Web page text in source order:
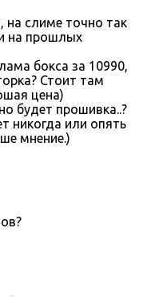
на слиме точно так
на прошлых
бокса за 10990,
Стоит там
цена)
будет прошивка..?
никогда или опять
мнение.)